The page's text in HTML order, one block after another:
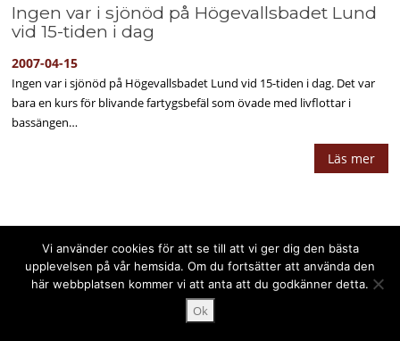
Ingen var i sjönöd på Högevallsbadet Lund
vid 15-tiden i dag
2007-04-15
Ingen var i sjönöd på Högevallsbadet Lund vid 15-tiden i dag. Det var
bara en kurs för blivande fartygsbefäl som övade med livflottar i
bassängen…
Läs mer
Upphovsrätt © 2025 PPPress.se. Alla rättigheter förbehålls.
Vi använder cookies för att se till att vi ger dig den bästa
upplevelsen på vår hemsida. Om du fortsätter att använda den
här webbplatsen kommer vi att anta att du godkänner detta.
Ok